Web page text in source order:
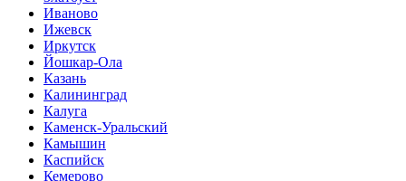
Иваново
Ижевск
Иркутск
Йошкар-Ола
Казань
Калининград
Калуга
Каменск-Уральский
Камышин
Каспийск
Кемерово